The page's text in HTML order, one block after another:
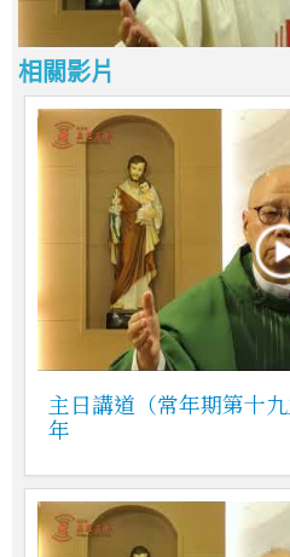
相關影片
主日講道（常年期第十
年